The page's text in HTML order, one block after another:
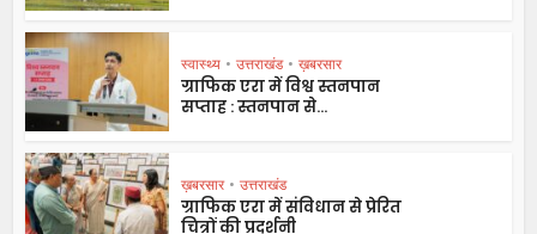
स्वास्थ्य • उत्तराखंड • ख़बरसार
ग्राफिक एरा में विश्व स्तनपान
सप्ताह : स्तनपान से...
ख़बरसार • उत्तराखंड
ग्राफिक एरा में संविधान से प्रेरित
चित्रों की प्रदर्शनी